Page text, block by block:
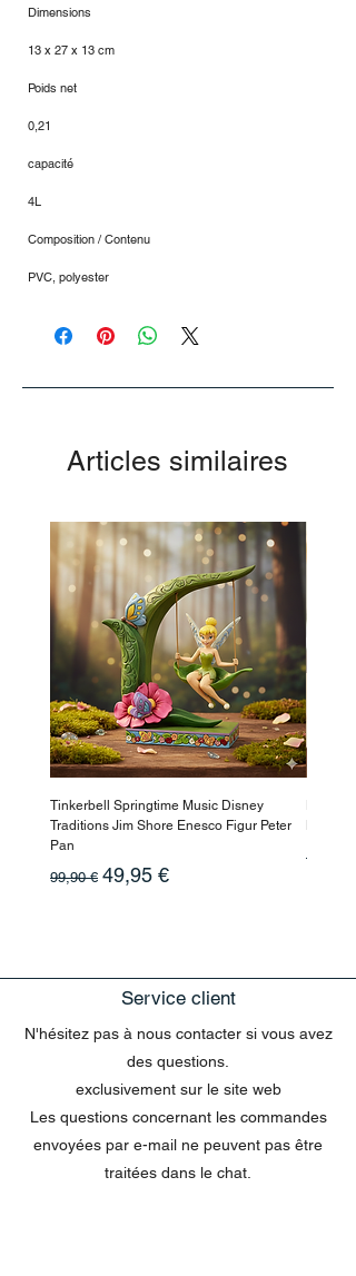
Dimensions
13 x 27 x 13 cm
Poids net
0,21
capacité
4L
Composition / Contenu
PVC, polyester
Articles similaires
Tinkerbell Springtime Music Disney
Traditions Jim Shore Enesco Figur Peter
Pan
Prix original
99,90 € Prix promotionnel
49,95 €
Prix
10,90 €
Service client
N'hésitez pas à nous contacter si vous avez
des questions.
exclusivement sur le site web
Les questions concernant les commandes
envoyées par e-mail ne peuvent pas être
traitées dans le chat.